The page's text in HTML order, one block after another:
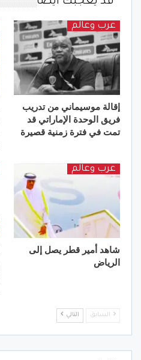
عرب وعالم
إقالة موسيماني من تدريب
فريق الوحدة الإماراتي قد
تمت في فترة زمنية قصيرة
عرب وعالم
شاهد أمير قطر يصل إلى
الرياض
السابق التالي